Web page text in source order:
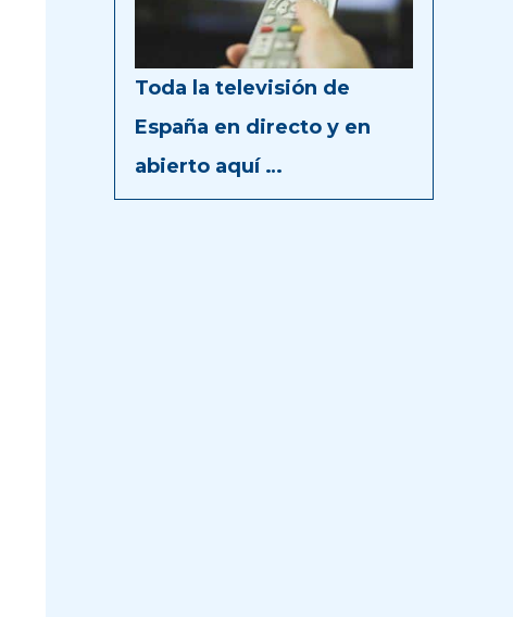
Toda la televisión de
España en directo y en
abierto aquí …